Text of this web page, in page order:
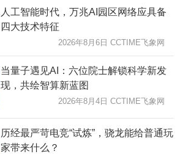
人工智能时代，万兆AI园区网络应具备
四大技术特征
2026年8月6日 CCTIME飞象网
当量子遇见AI：六位院士解锁科学新发
现，共绘智算新蓝图
2026年8月4日 CCTIME飞象网
历经最严苛电竞“试炼”，骁龙能给普通玩
家带来什么？